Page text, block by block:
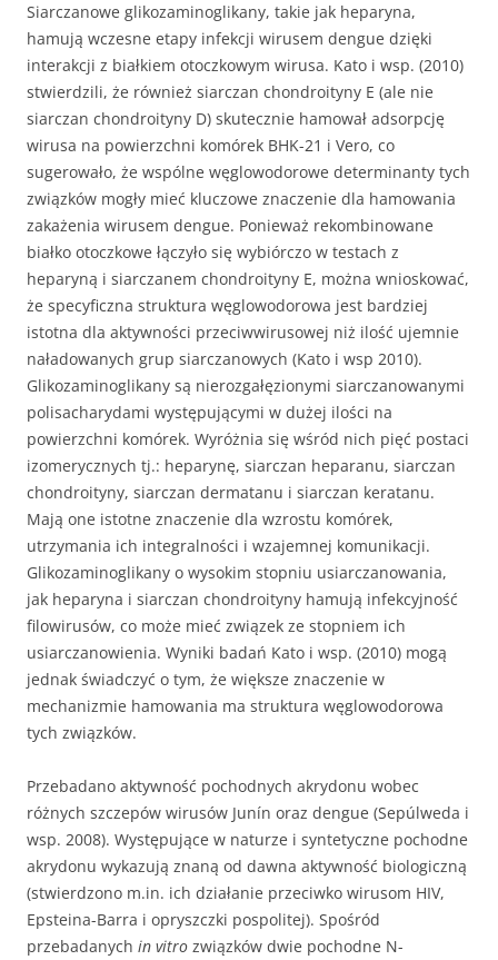
Siarczanowe glikozaminoglikany, takie jak heparyna,
hamują wczesne etapy infekcji wirusem dengue dzięki
interakcji z białkiem otoczkowym wirusa. Kato i wsp. (2010)
stwierdzili, że również siarczan chondroityny E (ale nie
siarczan chondroityny D) skutecznie hamował adsorpcję
wirusa na powierzchni komórek BHK-21 i Vero, co
sugerowało, że wspólne węglowodorowe determinanty tych
związków mogły mieć kluczowe znaczenie dla hamowania
zakażenia wirusem dengue. Ponieważ rekombinowane
białko otoczkowe łączyło się wybiórczo w testach z
heparyną i siarczanem chondroityny E, można wnioskować,
że specyficzna struktura węglowodorowa jest bardziej
istotna dla aktywności przeciwwirusowej niż ilość ujemnie
naładowanych grup siarczanowych (Kato i wsp 2010).
Glikozaminoglikany są nierozgałęzionymi siarczanowanymi
polisacharydami występującymi w dużej ilości na
powierzchni komórek. Wyróżnia się wśród nich pięć postaci
izomerycznych tj.: heparynę, siarczan heparanu, siarczan
chondroityny, siarczan dermatanu i siarczan keratanu.
Mają one istotne znaczenie dla wzrostu komórek,
utrzymania ich integralności i wzajemnej komunikacji.
Glikozaminoglikany o wysokim stopniu usiarczanowania,
jak heparyna i siarczan chondroityny hamują infekcyjność
filowirusów, co może mieć związek ze stopniem ich
usiarczanowienia. Wyniki badań Kato i wsp. (2010) mogą
jednak świadczyć o tym, że większe znaczenie w
mechanizmie hamowania ma struktura węglowodorowa
tych związków.
Przebadano aktywność pochodnych akrydonu wobec
różnych szczepów wirusów Junín oraz dengue (Sepúlweda i
wsp. 2008). Występujące w naturze i syntetyczne pochodne
akrydonu wykazują znaną od dawna aktywność biologiczną
(stwierdzono m.in. ich działanie przeciwko wirusom HIV,
Epsteina-Barra i opryszczki pospolitej). Spośród
przebadanych in vitro związków dwie pochodne N-